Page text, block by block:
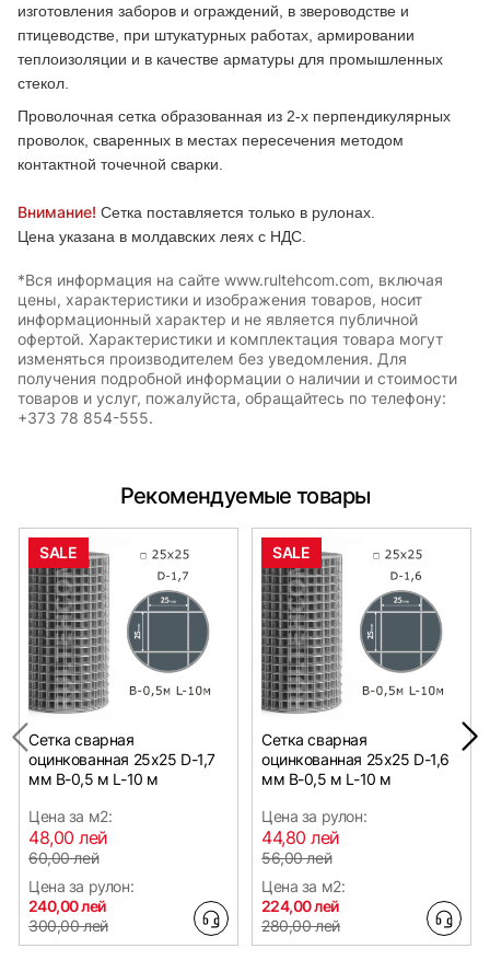
изготовления заборов и ограждений, в звероводстве и
птицеводстве, при штукатурных работах, армировании
теплоизоляции и в качестве арматуры для промышленных
стекол.
Проволочная сетка образованная из 2-х перпендикулярных
проволок, сваренных в местах пересечения методом
контактной точечной сварки.
Внимание! Сетка поставляется только в рулонах.
Цена указана в молдавских леях с НДС.
*Вся информация на сайте www.rultehcom.com, включая
цены, характеристики и изображения товаров, носит
информационный характер и не является публичной
офертой. Характеристики и комплектация товара могут
изменяться производителем без уведомления. Для
получения подробной информации о наличии и стоимости
товаров и услуг, пожалуйста, обращайтесь по телефону:
+373 78 854-555.
Рекомендуемые товары
SALE
Сетка сварная
оцинкованная 25х25 D-1,7
мм B-0,5 м L-10 м
Цена за м2:
48,00 лей
60,00 лей
Цена за рулон:
240,00 лей
300,00 лей
SALE
Сетка сварная
оцинкованная 25х25 D-1,6
мм B-0,5 м L-10 м
Цена за рулон:
44,80 лей
56,00 лей
Цена за м2:
224,00 лей
280,00 лей